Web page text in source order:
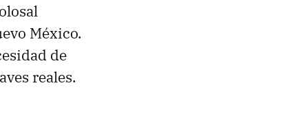
México.
de
reales.